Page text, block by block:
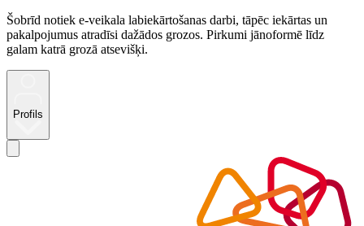
Šobrīd notiek e-veikala labiekārtošanas darbi, tāpēc iekārtas un
pakalpojumus atradīsi dažādos grozos. Pirkumi jānoformē līdz
galam katrā grozā atsevišķi.
Profils